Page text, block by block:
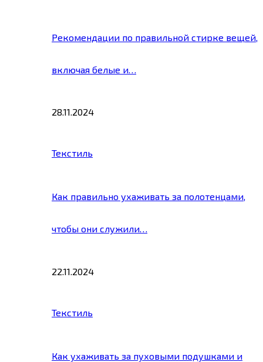
Рекомендации по правильной стирке вещей,
включая белые и…
28.11.2024
Текстиль
Как правильно ухаживать за полотенцами,
чтобы они служили…
22.11.2024
Текстиль
Как ухаживать за пуховыми подушками и